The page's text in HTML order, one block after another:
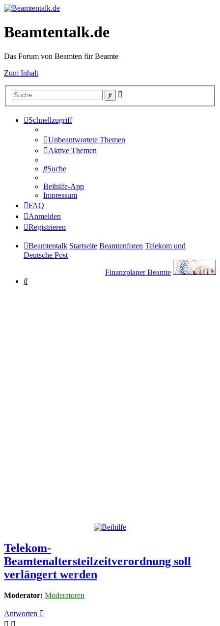
Beamtentalk.de
Das Forum von Beamten für Beamte
Zum Inhalt
Suche
Schnellzugriff
Unbeantwortete Themen
Aktive Themen
Suche
Beihilfe-App
Impressum
FAQ
Anmelden
Registrieren
Beamtentalk Startseite Beamtenforen Telekom und
Deutsche Post
Finanzplaner Beamte
Suche
Telekom-
Beamtenaltersteilzeitverordnung soll
verlängert werden
Moderator: Moderatoren
Antworten